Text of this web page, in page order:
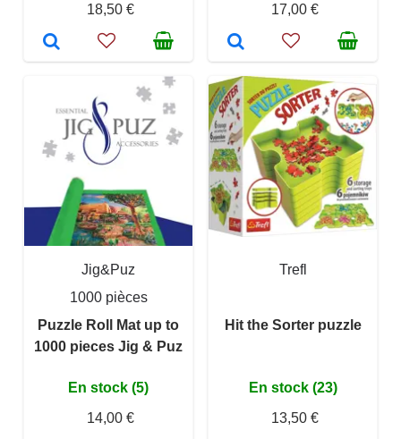
18,50 €
17,00 €
Jig&Puz
1000 pièces
Puzzle Roll Mat up to
1000 pieces Jig & Puz
En stock (5)
14,00 €
Trefl
Hit the Sorter puzzle
En stock (23)
13,50 €